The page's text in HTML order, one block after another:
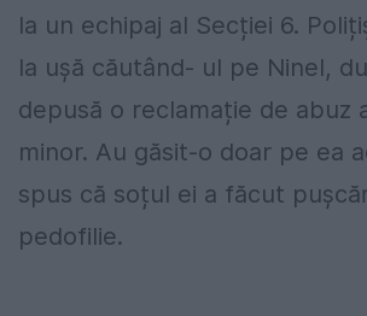
la un echipaj al Secției 6.
la ușă căutând- ul pe Ninel,
depusă o reclamație de abuz
minor. Au găsit-o doar pe ea
spus că soțul ei a făcut
pedofilie.